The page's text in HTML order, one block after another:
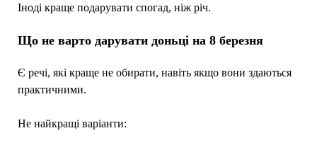
Іноді краще подарувати спогад, ніж річ.
Що не варто дарувати доньці на 8 березня
Є речі, які краще не обирати, навіть якщо вони здаються
практичними.
Не найкращі варіанти: